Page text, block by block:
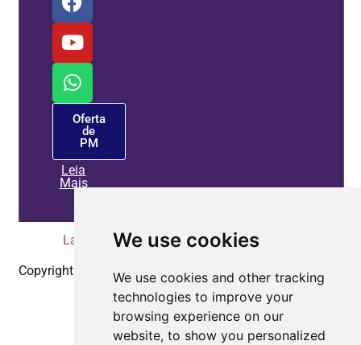
We use cookies
We use cookies and other tracking
technologies to improve your
browsing experience on our
website, to show you personalized
Oferta
de
PM
Leia
Mais
Lar Política de Privacidade|Contate-nos
Copyright © 2010-2025 Coepower.com
. Todos os direitos
reservados.